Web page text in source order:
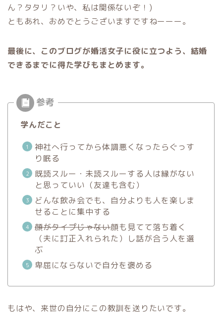
ん？タタリ？いや、私は関係ないぞ！)
ともあれ、おめでとうございますですねーーー。
最後に、このブログが婚活女子に役に立つよう、結婚
できるまでに得た学びもまとめます。
学んだこと
神社へ行ってから体調悪くなったらぐっす
り眠る
既読スルー・未読スルーする人は縁がない
と思っていい（友達も含む）
どんな飲み会でも、自分よりも人を楽しま
せることに集中する
顔がタイプじゃない顔も見てて落ち着く
（夫に訂正入れられた）し話が合う人を選
ぶ
卑屈にならないで自分を褒める
もはや、来世の自分にこの教訓を送りたいです。